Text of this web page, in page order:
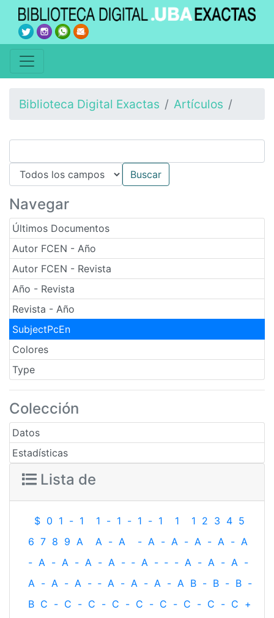
Biblioteca Digital Exactas Artículos
Navegar
Últimos Documentos
Autor FCEN - Año
Autor FCEN - Revista
Año - Revista
Revista - Año
SubjectPcEn
Colores
Type
Colección
Datos
Estadísticas
Lista de
$ 0 1 - 1 1 - 1 - 1 - 1 1 1 2 3 4 5
6 7 8 9 A A - A - A - A - A - A - A
- A - A - A - A - ‐ A - ‐ - A - A - A -
A - A - A - ‐ A - A - A - A B - B - B -
B C - C - C - C - C - C - C - C - C +